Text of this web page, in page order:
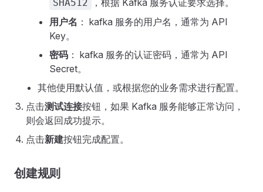
SHA512
用户名 ： kafka 服务的用户名，通常为 API
Key。
密码 ： kafka 服务的认证密码，通常为 API
Secret。
其他使用默认值，或根据您的业务需求进行配置。
点击测试连接按钮，如果 Kafka 服务能够正常访问，
则会返回成功提示。
点击新建按钮完成配置。
创建规则